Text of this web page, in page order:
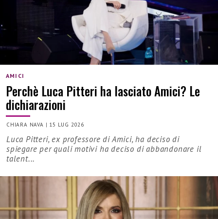
AMICI
Perchè Luca Pitteri ha lasciato Amici? Le
dichiarazioni
CHIARA NAVA | 15 LUG 2026
Luca Pitteri, ex professore di Amici, ha deciso di
spiegare per quali motivi ha deciso di abbandonare il
talent...